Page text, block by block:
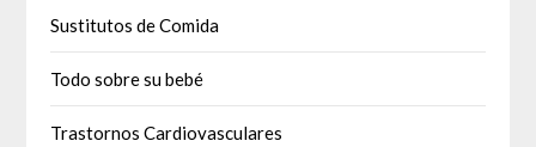
Sustitutos de Comida
Todo sobre su bebé
Trastornos Cardiovasculares